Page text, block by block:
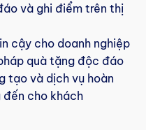
và ghi điểm trên thị
cậy cho doanh nghiệp
quà tặng độc đáo
tạo và dịch vụ hoàn
cho khách